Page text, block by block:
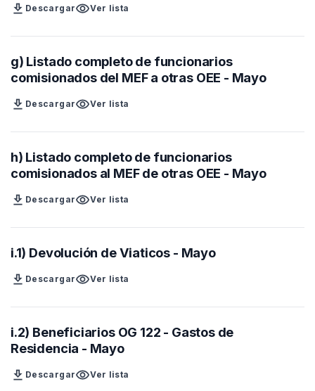
download DescargarvisibilityVer lista
g) Listado completo de funcionarios
comisionados del MEF a otras OEE - Mayo
download DescargarvisibilityVer lista
h) Listado completo de funcionarios
comisionados al MEF de otras OEE - Mayo
download DescargarvisibilityVer lista
i.1) Devolución de Viaticos - Mayo
download DescargarvisibilityVer lista
i.2) Beneficiarios OG 122 - Gastos de
Residencia - Mayo
download DescargarvisibilityVer lista